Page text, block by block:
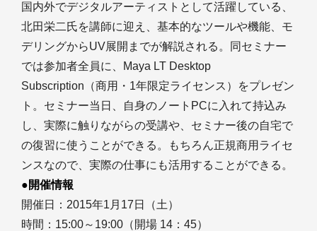
国内外でデジタルアーティストとして活躍している、
北田栄二氏を講師に迎え、基本的なツールや機能、モ
デリングからUV展開までが解説される。同セミナー
では参加者全員に、Maya LT Desktop
Subscription（商用・1年限定ライセンス）をプレゼン
ト。セミナー当日、自身のノートPCに入れて持込み
し、実際に触りながらの受講や、セミナー後の自宅で
の復習に使うことができる。もちろん正規商用ライセ
ンスなので、実際の仕事にも活用することができる。
●開催情報
開催日：2015年1月17日（土）
時間：15:00～19:00（開場 14：45）